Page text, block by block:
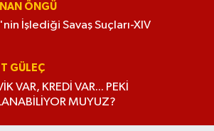
ÖNGÜ
İşlediği Savaş Suçları-XIV
GÜLEÇ
VAR, KREDİ VAR... PEKİ
MUYUZ?